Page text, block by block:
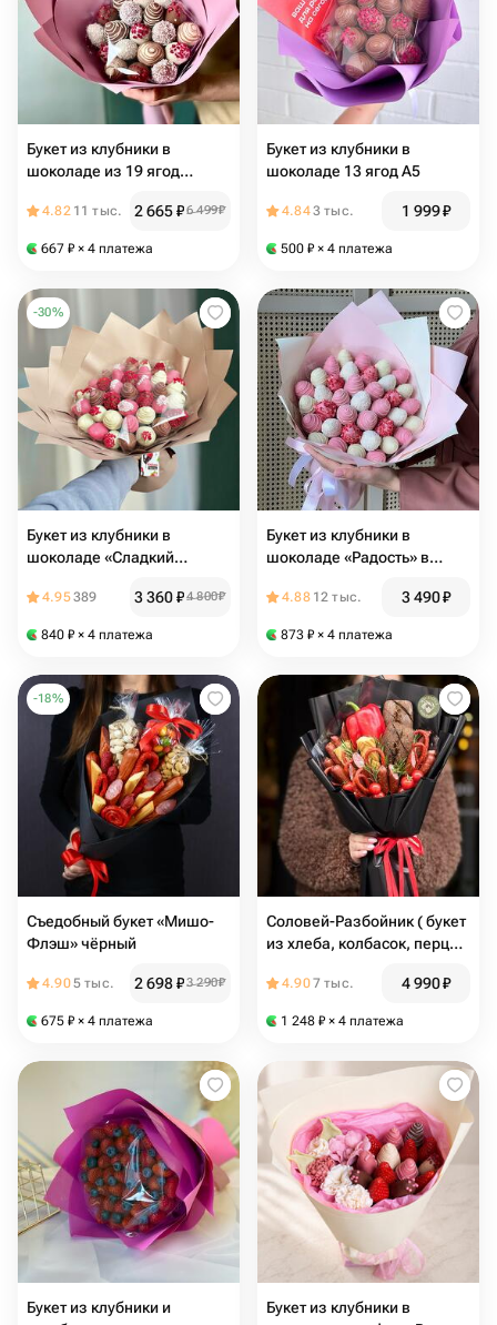
Букет из клубники в
шоколаде из 19 ягод
4.82 11 тыс. 2 665₽6 499₽
667 ₽ × 4 платежа
Букет из клубники в
шоколаде 13 ягод А5
4.843 тыс. 1 999₽
500 ₽ × 4 платежа
-30%
Букет из клубники в
шоколаде «Сладкий
4.95389 3 360₽4 800₽
840 ₽ × 4 платежа
Букет из клубники в
шоколаде «Радость» в
4.88 12 тыс. 3 490₽
873 ₽ × 4 платежа
-18%
Съедобный букет «Мишо-
Флэш» чёрный
4.905 тыс. 2 698₽3 290₽
675 ₽ × 4 платежа
Соловей-Разбойник ( букет
из хлеба, колбасок, перца и
4.907 тыс. 4 990₽
1 248 ₽ × 4 платежа
Букет из клубники и
Букет из клубники в